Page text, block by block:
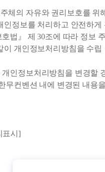
체의 자유와 권리보호를
인정보를 처리하고 안전하
법』 제 30조에 따라 정보
이 개인정보처리방침을 수
개인정보처리방침을 변경할
무컨벤션 내에 변경된 내용
표시]